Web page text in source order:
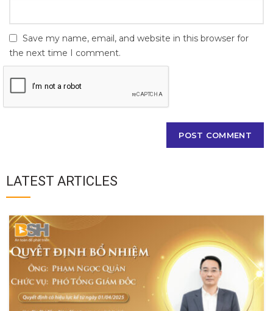
Save my name, email, and website in this browser for
the next time I comment.
LATEST ARTICLES